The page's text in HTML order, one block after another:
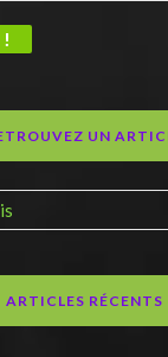
UN
ARTICLES RÉCENTS